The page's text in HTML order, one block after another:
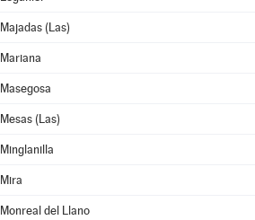
Majadas (Las)
Mariana
Masegosa
Mesas (Las)
Minglanilla
Mira
Monreal del Llano